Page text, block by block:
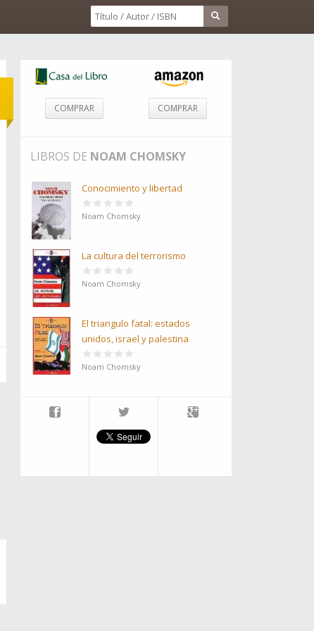
COMPRAR COMPRAR
LIBROS DE NOAM CHOMSKY
Conocimiento y libertad
Noam Chomsky
La cultura del terrorismo
Noam Chomsky
El triangulo fatal: estados
unidos, israel y palestina
Noam Chomsky